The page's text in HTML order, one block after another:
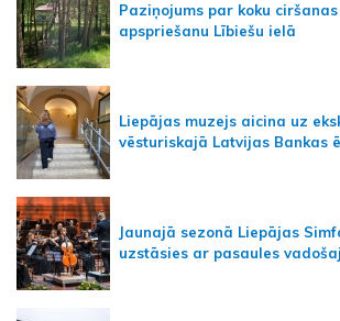
Paziņojums par koku
apspriešanu Lībiešu ielā
Liepājas muzejs aicina uz
vēsturiskajā Latvijas Bankas
Jaunajā sezonā Liepājas
uzstāsies ar pasaules